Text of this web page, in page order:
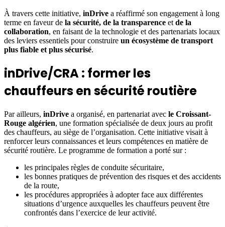
À travers cette initiative, inDrive a réaffirmé son engagement à long
terme en faveur de la sécurité, de la transparence et de la
collaboration, en faisant de la technologie et des partenariats locaux
des leviers essentiels pour construire un écosystème de transport
plus fiable et plus sécurisé.
inDrive/CRA : former les
chauffeurs en sécurité routière
Par ailleurs, inDrive a organisé, en partenariat avec le Croissant-
Rouge algérien, une formation spécialisée de deux jours au profit
des chauffeurs, au siège de l’organisation. Cette initiative visait à
renforcer leurs connaissances et leurs compétences en matière de
sécurité routière. Le programme de formation a porté sur :
les principales règles de conduite sécuritaire,
les bonnes pratiques de prévention des risques et des accidents
de la route,
les procédures appropriées à adopter face aux différentes
situations d’urgence auxquelles les chauffeurs peuvent être
confrontés dans l’exercice de leur activité.